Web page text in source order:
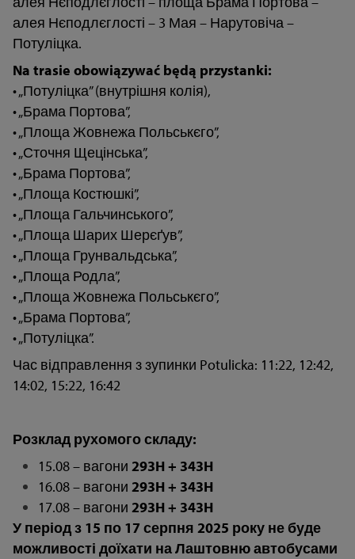
алея Нєподлєглості – 3 Мая – Нарутовіча –
Потуліцка.
Na trasie obowiązywać będą przystanki:
• „Потуліцка” (внутрішня колія),
• „Брама Портова”,
• „Площа Жовнежа Польськєго”,
• „Сточня Щецінська”,
• „Брама Портова”,
• „Площа Костюшкі”,
• „Площа Гальчинського”,
• „Площа Шарих Шерєґув”,
• „Площа Грунвальдська”,
• „Площа Родла”,
• „Площа Жовнежа Польськєго”,
• „Брама Портова”,
• „Потуліцка”.
Час відправлення з зупинки Potulicka: 11:22, 12:42,
14:02, 15:22, 16:42
Розклад рухомого складу:
15.08 – вагони 293H + 343H
16.08 – вагони 293H + 343H
17.08 – вагони 293H + 343H
У період з 15 по 17 серпня 2025 року не буде
можливості доїхати на Лаштовню автобусами